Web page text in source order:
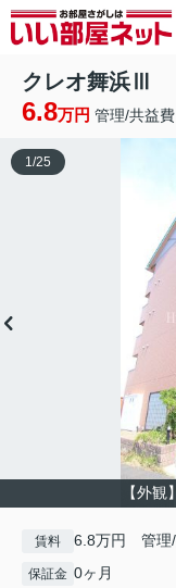
クレオ舞浜Ⅲ
6.8万円 管理/共益
【外
1/25
賃料 6.8万円 管理/
保証金 0ヶ月